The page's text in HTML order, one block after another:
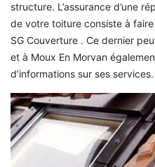
structure. L’assurance d’une
de votre toiture consiste à
SG Couverture . Ce dernier
et à Moux En Morvan
d’informations sur ses services.